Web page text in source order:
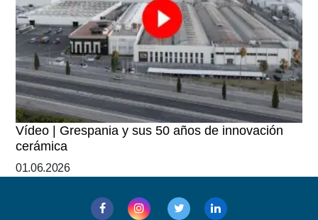
Vídeo | Grespania y sus 50 años de innovación
cerámica
01.06.2026